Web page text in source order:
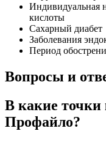
Индивидуальная
кислоты
Сахарный диабет
Заболевания
Период
Вопросы и
В какие точки
Профайло?